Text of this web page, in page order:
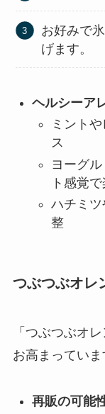
お好みで
げます。
ヘルシーア
ミント
ス
ヨーグ
ト感覚
ハチミ
整
つぶつぶオレ
「つぶつぶオ
お高まっていま
再販の可能